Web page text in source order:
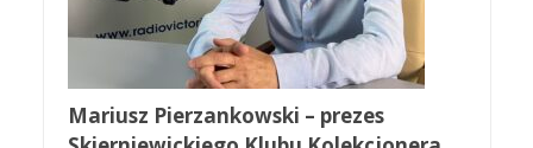
Mariusz Pierzankowski – prezes